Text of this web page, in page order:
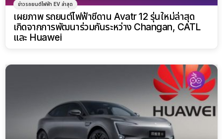
ข่าวรถยนต์ไฟฟ้า EV ล่าสุด
เผยภาพ รถยนต์ไฟฟ้าซีดาน Avatr 12 รุ่นใหม่ล่าสุด
เกิดจากการพัฒนาร่วมกันระหว่าง Changan, CATL
และ Huawei